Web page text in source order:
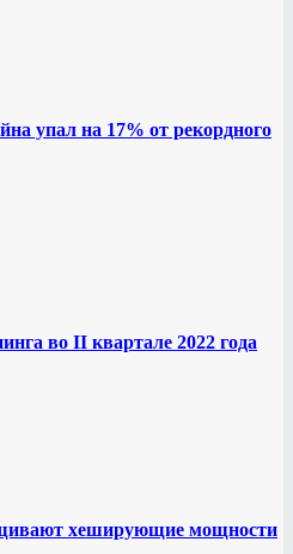
упал на 17% от рекордного
во II квартале 2022 года
хеширующие мощности